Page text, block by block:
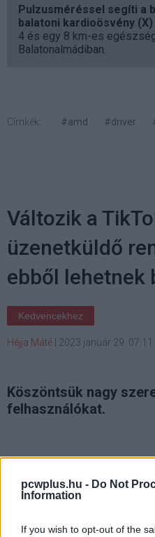
pcwplus.hu - Do Not
Information
If you wish to opt-out of the
Pulzusméréssel segíti a
balatoni kardioösvény (X)
4 és egy 8 km-es
Balatonalmádiban.
Címkék: #amd #driver
Változik a
üzenetküldő
ebből lehetnek
Kedvencekhez
Héjja Máté 2023 január 29. 07:11
Köszöntsük nagy
felhasználókat.
Azoknak, akik esetleg
eláruljuk, az
azok beszélgethettek